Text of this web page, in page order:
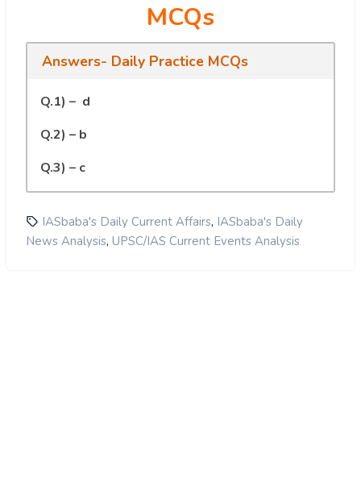
MCQs
Answers- Daily Practice MCQs
Q.1) – d
Q.2) – b
Q.3) – c
IASbaba's Daily Current Affairs, IASbaba's Daily
News Analysis, UPSC/IAS Current Events Analysis